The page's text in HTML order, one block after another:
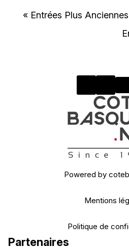
« Entrées Plus Anciennes
Powered by
Mentions
Politique de
Partenaires